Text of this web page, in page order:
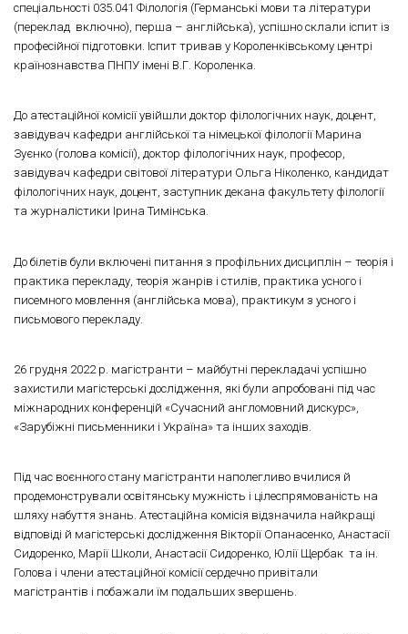
спеціальності 035.041 Філологія (Германські мови та літератури
(переклад включно), перша – англійська), успішно склали іспит із
професійної підготовки. Іспит тривав у Короленківському центрі
країнознавства ПНПУ імені В.Г. Короленка.
До атестаційної комісії увійшли доктор філологічних наук, доцент,
завідувач кафедри англійської та німецької філології Марина
Зуєнко (голова комісії), доктор філологічних наук, професор,
завідувач кафедри світової літератури Ольга Ніколенко, кандидат
філологічних наук, доцент, заступник декана факультету філології
та журналістики Ірина Тимінська.
До білетів були включені питання з профільних дисциплін – теорія і
практика перекладу, теорія жанрів і стилів, практика усного і
писемного мовлення (англійська мова), практикум з усного і
письмового перекладу.
26 грудня 2022 р. магістранти – майбутні перекладачі успішно
захистили магістерські дослідження, які були апробовані під час
міжнародних конференцій «Сучасний англомовний дискурс»,
«Зарубіжні письменники і Україна» та інших заходів.
Під час воєнного стану магістранти наполегливо вчилися й
продемонстрували освітянську мужність і цілеспрямованість на
шляху набуття знань. Атестаційна комісія відзначила найкращі
відповіді й магістерські дослідження Вікторії Опанасенко, Анастасії
Сидоренко, Марії Школи, Анастасії Сидоренко, Юлії Щербак та ін.
Голова і члени атестаційної комісії сердечно привітали
магістрантів і побажали їм подальших звершень.